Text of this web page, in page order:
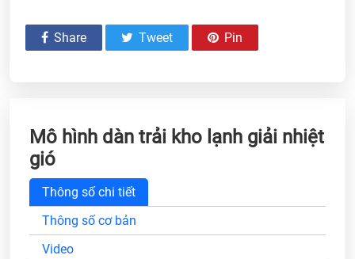
Share Tweet Pin
Mô hình dàn trải kho lạnh giải nhiệt
gió
Thông số chi tiết
Thông số cơ bản
Video